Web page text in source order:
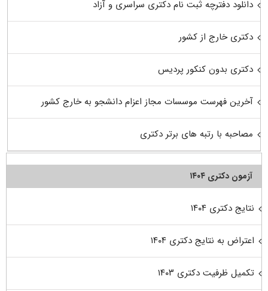
دانلود دفترچه ثبت نام دکتری سراسری و آزاد
دکتری خارج از کشور
دکتری بدون کنکور پردیس
آخرین فهرست موسسات مجاز اعزام دانشجو به خارج کشور
مصاحبه با رتبه های برتر دکتری
آزمون دکتری ۱۴۰۴
نتایج دکتری ۱۴۰۴
اعتراض به نتایج دکتری ۱۴۰۴
تکمیل ظرفیت دکتری ۱۴۰۳